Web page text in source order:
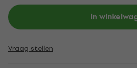
In
Vraag stellen